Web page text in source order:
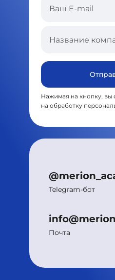
Нажимая на кнопку, вы
на обработку
Telegram-бот
Почта